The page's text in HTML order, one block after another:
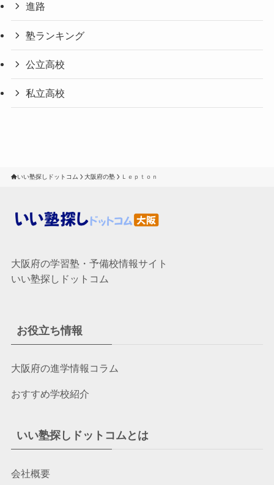
進路
塾ランキング
公立高校
私立高校
いい塾探しドットコム 大阪府の塾 Ｌｅｐｔｏｎ
大阪府の学習塾・予備校情報サイト
いい塾探しドットコム
お役立ち情報
大阪府の進学情報コラム
おすすめ学校紹介
いい塾探しドットコムとは
会社概要